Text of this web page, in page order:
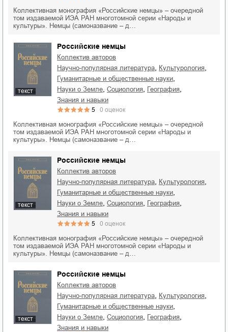
Коллективная монография «Российские немцы» – очередной
том издаваемой ИЭА РАН многотомной серии «Народы и
культуры». Немцы (самоназвание – д…
текст
Российские немцы
Коллектив авторов
научно-популярная литература
культурология
гуманитарные и общественные науки
науки о Земле социология география
знания и навыки
5 0 оценок
Коллективная монография «Российские немцы» – очередной
том издаваемой ИЭА РАН многотомной серии «Народы и
культуры». Немцы (самоназвание – д…
текст
Российские немцы
Коллектив авторов
научно-популярная литература
культурология
гуманитарные и общественные науки
науки о Земле социология география
знания и навыки
5 0 оценок
Коллективная монография «Российские немцы» – очередной
том издаваемой ИЭА РАН многотомной серии «Народы и
культуры». Немцы (самоназвание – д…
текст
Российские немцы
Коллектив авторов
научно-популярная литература
культурология
гуманитарные и общественные науки
науки о Земле социология география
знания и навыки